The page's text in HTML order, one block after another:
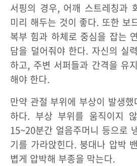
서핑의 경우, 어깨 스트레칭과
미리 해두는 것이 좋다. 또한 보
복부 힘과 하체로 중심을 잡는
담을 덜어줘야 한다. 자신의 실
하고, 주변 서퍼들과 간격을 유
해야 한다.
만약 관절 부위에 부상이 발생
하다. 부상 부위를 움직이지
15~20분간 얼음주머니 등으로
기를 가라앉힌다. 붕대나 압박
볍게 압박해 부종을 막는다.